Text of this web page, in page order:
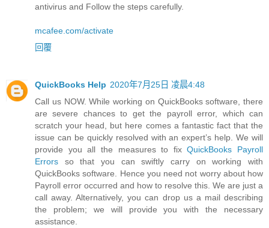
antivirus and Follow the steps carefully.
mcafee.com/activate
回覆
QuickBooks Help 2020年7月25日 凌晨4:48
Call us NOW. While working on QuickBooks software, there
are severe chances to get the payroll error, which can
scratch your head, but here comes a fantastic fact that the
issue can be quickly resolved with an expert’s help. We will
provide you all the measures to fixQuickBooks Payroll
Errors so that you can swiftly carry on working with
QuickBooks software. Hence you need not worry about how
Payroll error occurred and how to resolve this. We are just a
call away. Alternatively, you can drop us a mail describing
the problem; we will provide you with the necessary
assistance.